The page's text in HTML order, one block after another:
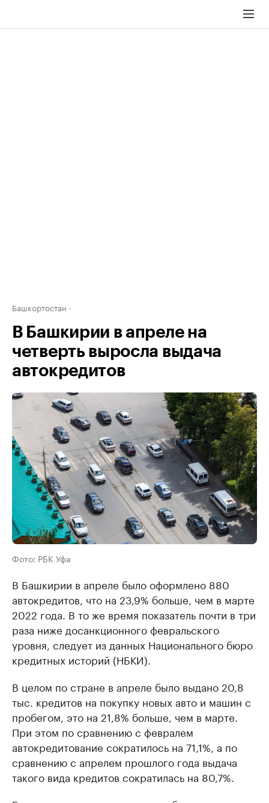
Башкортостан
В Башкирии в апреле на
четверть выросла выдача
автокредитов
Фото: РБК Уфа
В Башкирии в апреле было оформлено 880
автокредитов, что на 23,9% больше, чем в марте
2022 года. В то же время показатель почти в три
раза ниже досанкционного февральского
уровня, следует из данных Национального бюро
кредитных историй (НБКИ).
В целом по стране в апреле было выдано 20,8
тыс. кредитов на покупку новых авто и машин с
пробегом, это на 21,8% больше, чем в марте.
При этом по сравнению с февралем
автокредитование сократилось на 71,1%, а по
сравнению с апрелем прошлого года выдача
такого вида кредитов сократилась на 80,7%.